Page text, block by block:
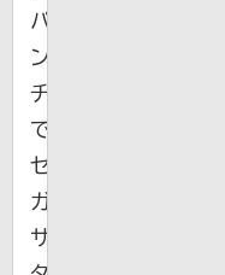
パ
ン
チ
で
セ
ガ
サ